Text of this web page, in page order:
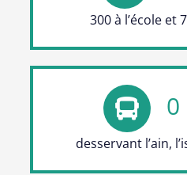
300 à l’école et
0
desservant l’ain,